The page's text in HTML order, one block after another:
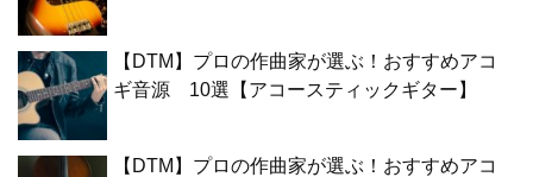
【DTM】プロの作曲家が選ぶ！おすすめアコ
ギ音源 10選【アコースティックギター】
【DTM】プロの作曲家が選ぶ！おすすめアコ